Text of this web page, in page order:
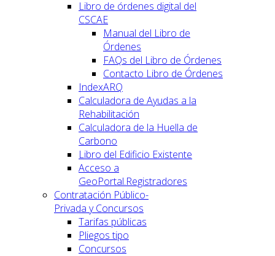
Libro de órdenes digital del
CSCAE
Manual del Libro de
Órdenes
FAQs del Libro de Órdenes
Contacto Libro de Órdenes
IndexARQ
Calculadora de Ayudas a la
Rehabilitación
Calculadora de la Huella de
Carbono
Libro del Edificio Existente
Acceso a
GeoPortal.Registradores
Contratación Público-
Privada y Concursos
Tarifas públicas
Pliegos tipo
Concursos